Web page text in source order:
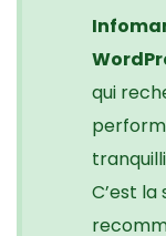
qui
C’est la